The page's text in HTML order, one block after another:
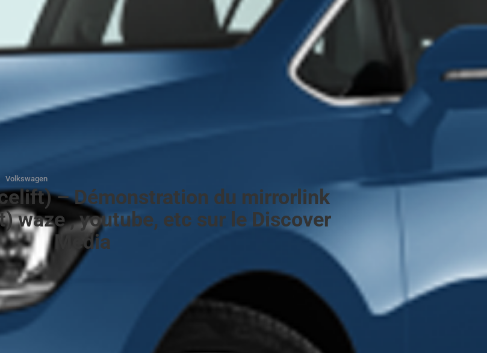
Volkswagen
– Démonstration du mirrorlink
waze , youtube, etc sur le Discover
Media